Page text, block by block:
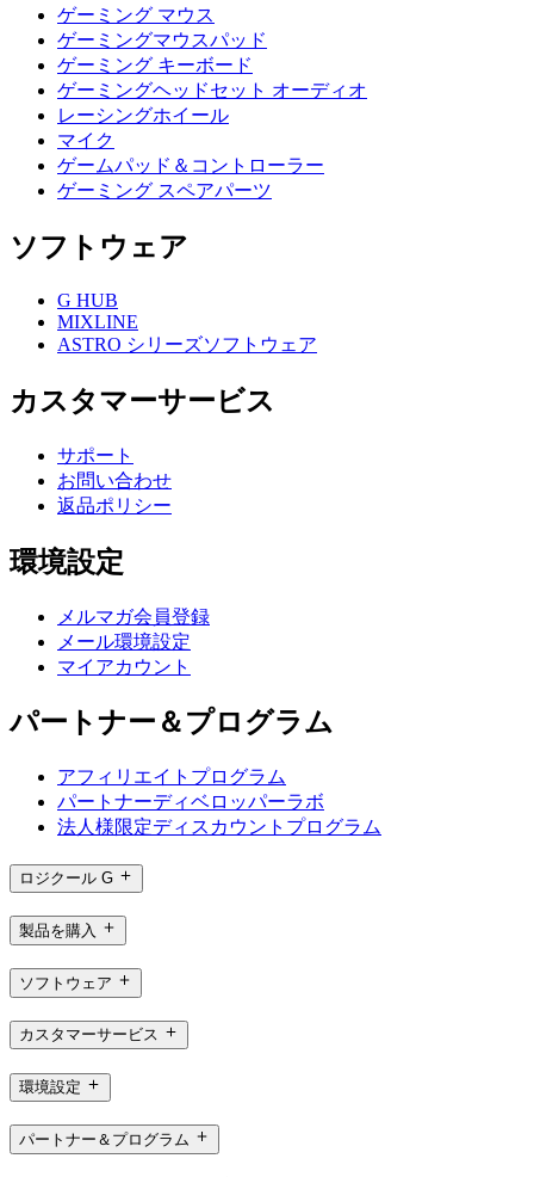
ゲーミング マウス
ゲーミングマウスパッド
ゲーミング キーボード
ゲーミングヘッドセット オーディオ
レーシングホイール
マイク
ゲームパッド＆コントローラー
ゲーミング スペアパーツ
ソフトウェア
G HUB
MIXLINE
ASTRO シリーズソフトウェア
カスタマーサービス
サポート
お問い合わせ
返品ポリシー
環境設定
メルマガ会員登録
メール環境設定
マイアカウント
パートナー＆プログラム
アフィリエイトプログラム
パートナーディベロッパーラボ
法人様限定ディスカウントプログラム
ロジクール G
製品を購入
ソフトウェア
カスタマーサービス
環境設定
パートナー＆プログラム